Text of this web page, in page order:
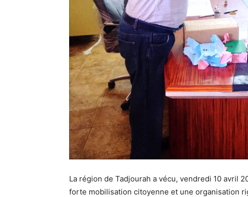
La région de Tadjourah a vécu, vendredi 10 avril
forte mobilisation citoyenne et une organisation